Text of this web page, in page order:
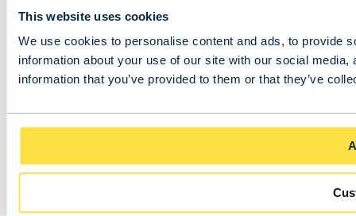
This website uses cookies
We use cookies to personalise content and ads, to provide
information about your use of our site with our social
information that you’ve provided to them or that they’ve